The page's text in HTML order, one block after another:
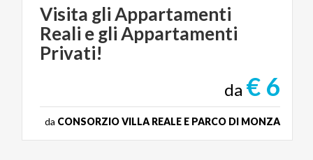
Visita gli Appartamenti
Reali e gli Appartamenti
Privati!
da € 6
da CONSORZIO VILLA REALE E PARCO DI MONZA